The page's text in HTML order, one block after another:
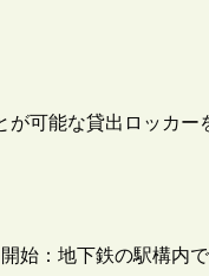
可能な貸出ロッカー
始：地下鉄の駅構内